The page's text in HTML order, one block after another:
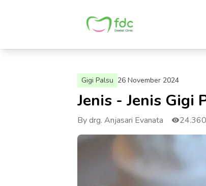
Gigi Palsu 26 November 2024
Jenis - Jenis Gigi
By drg. Anjasari Evanata 24.360